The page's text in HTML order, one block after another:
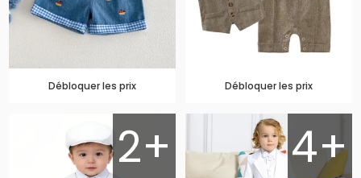
Débloquer les prix Débloquer les prix
2+ 4+